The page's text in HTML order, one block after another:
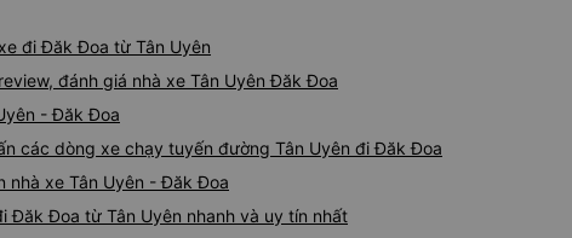
đi Đăk Đoa từ Tân Uyên
đánh giá nhà xe Tân Uyên Đăk Đoa
- Đăk Đoa
các dòng xe chạy tuyến đường Tân Uyên đi Đăk Đoa
nhà xe Tân Uyên - Đăk Đoa
Đăk Đoa từ Tân Uyên nhanh và uy tín nhất